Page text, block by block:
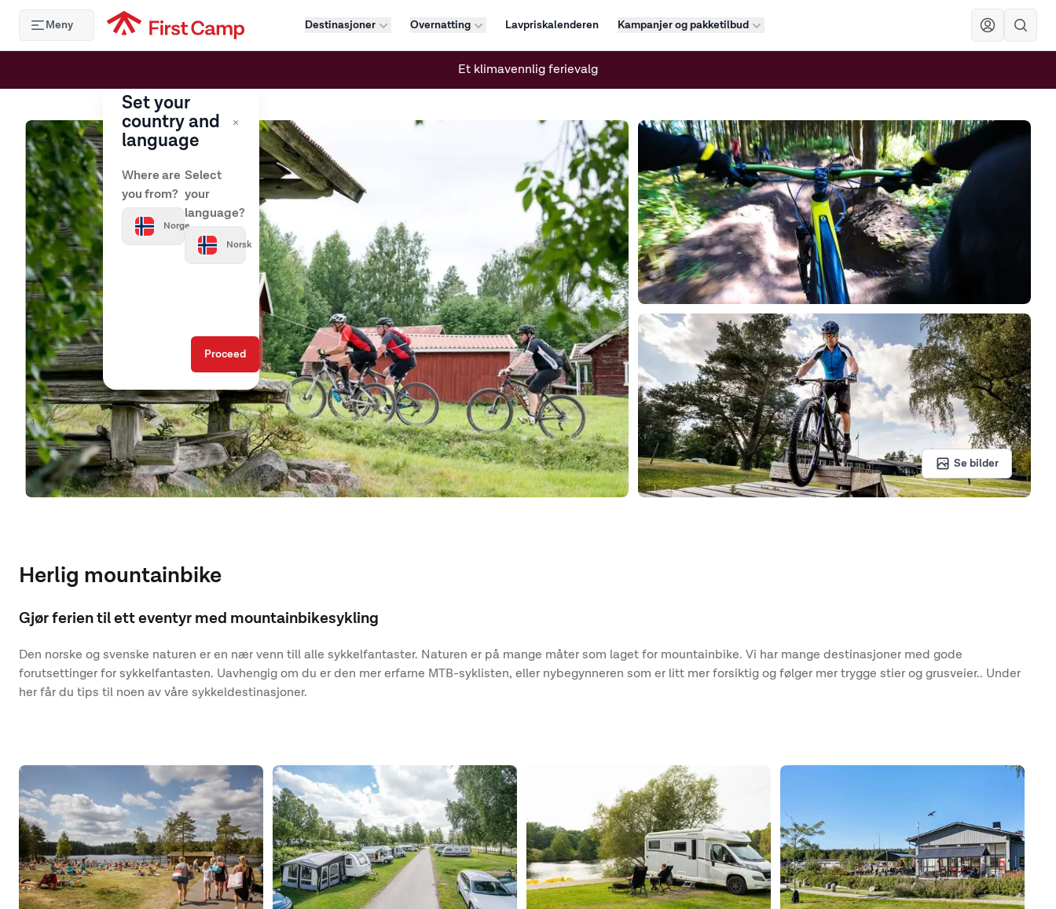
Hoppa till huvudinnehåll
Meny Destinasjoner Overnatting Lavpriskalenderen Kampanjer og pakketilbud
Sök
Et klimavennlig ferievalg
Se bilder
Herlig mountainbike
Gjør ferien til ett eventyr med mountainbikesykling
Den norske og svenske naturen er en nær venn till alle sykkelfantaster. Naturen er på mange måter som laget for mountainbike. Vi har mange destinasjoner med gode
forutsettinger for sykkelfantasten. Uavhengig om du er den mer erfarne MTB-syklisten, eller nybegynneren som er litt mer forsiktig og følger mer trygge stier og grusveier.. Under
her får du tips til noen av våre sykkeldestinasjoner.
Set your
country and
language
Where are
you from?
Norge
Select
your
language?
Norsk
Proceed